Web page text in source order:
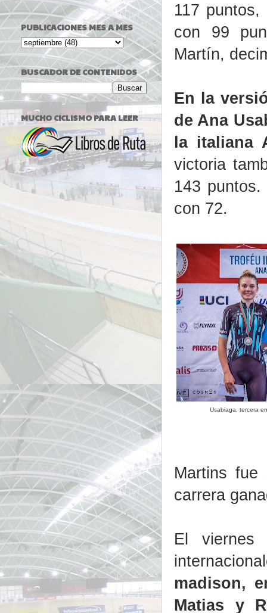
117
con 99
Martín,
En la
de Ana
la italiana
victoria
143
con 72.
Usabiaga, tercera
Martins fue
carrera
El
madison,
Matias y
PUBLICACIONES MES A MES
BUSCADOR DE CONTENIDOS
MUCHO CICLISMO PARA LEER